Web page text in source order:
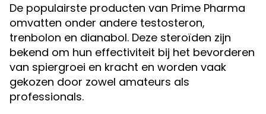
De populairste producten van Prime Pharma
omvatten onder andere testosteron,
trenbolon en dianabol. Deze steroïden zijn
bekend om hun effectiviteit bij het bevorderen
van spiergroei en kracht en worden vaak
gekozen door zowel amateurs als
professionals.